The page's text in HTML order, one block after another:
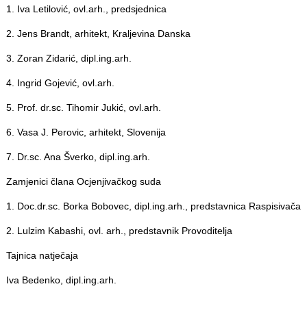
1. Iva Letilović, ovl.arh., predsjednica
2. Jens Brandt, arhitekt, Kraljevina Danska
3. Zoran Zidarić, dipl.ing.arh.
4. Ingrid Gojević, ovl.arh.
5. Prof. dr.sc. Tihomir Jukić, ovl.arh.
6. Vasa J. Perovic, arhitekt, Slovenija
7. Dr.sc. Ana Šverko, dipl.ing.arh.
Zamjenici člana Ocjenjivačkog suda
1. Doc.dr.sc. Borka Bobovec, dipl.ing.arh., predstavnica Raspisivača
2. Lulzim Kabashi, ovl. arh., predstavnik Provoditelja
Tajnica natječaja
Iva Bedenko, dipl.ing.arh.